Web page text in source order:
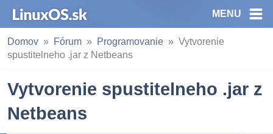
MENU
Domov Fórum Programovanie
Vytvorenie
spustitelneho .jar z Netbeans
Vytvorenie spustitelneho .jar z
Netbeans